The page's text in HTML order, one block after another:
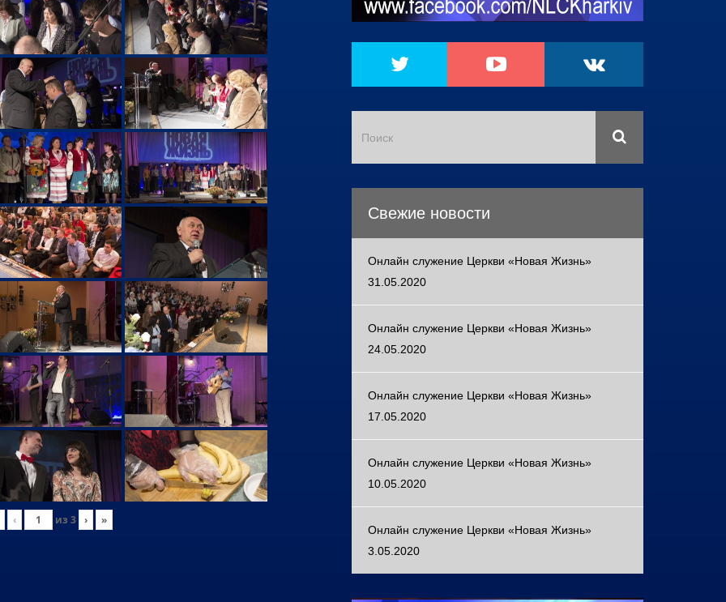
‹ из 3 › »
Свежие новости
Онлайн служение Церкви «Новая Жизнь»
31.05.2020
Онлайн служение Церкви «Новая Жизнь»
24.05.2020
Онлайн служение Церкви «Новая Жизнь»
17.05.2020
Онлайн служение Церкви «Новая Жизнь»
10.05.2020
Онлайн служение Церкви «Новая Жизнь»
3.05.2020